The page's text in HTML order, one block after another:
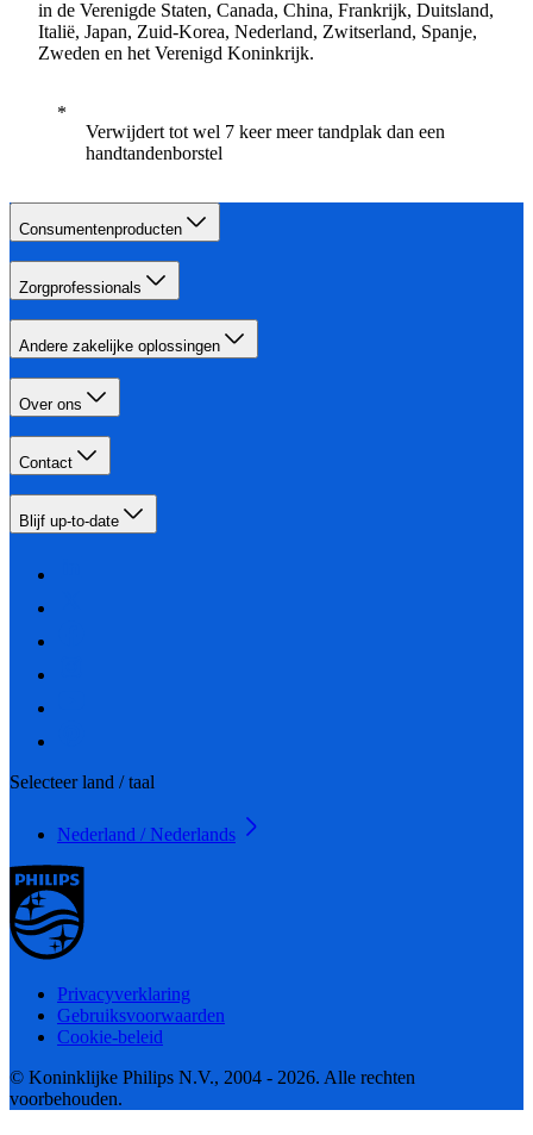
in de Verenigde Staten, Canada, China, Frankrijk, Duitsland,
Italië, Japan, Zuid-Korea, Nederland, Zwitserland, Spanje,
Zweden en het Verenigd Koninkrijk.
Verwijdert tot wel 7 keer meer tandplak dan een
handtandenborstel
Consumentenproducten
Zorgprofessionals
Andere zakelijke oplossingen
Over ons
Contact
Blijf up-to-date
Selecteer land / taal
Nederland / Nederlands
Privacyverklaring
Gebruiksvoorwaarden
Cookie-beleid
© Koninklijke Philips N.V., 2004 - 2026. Alle rechten
voorbehouden.